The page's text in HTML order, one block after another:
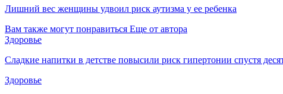
Лишний вес женщины удвоил риск аутизма у ее ребенка
Вам также могут понравиться Еще от автора
Здоровье
Сладкие напитки в детстве повысили риск гипертонии спустя
Здоровье